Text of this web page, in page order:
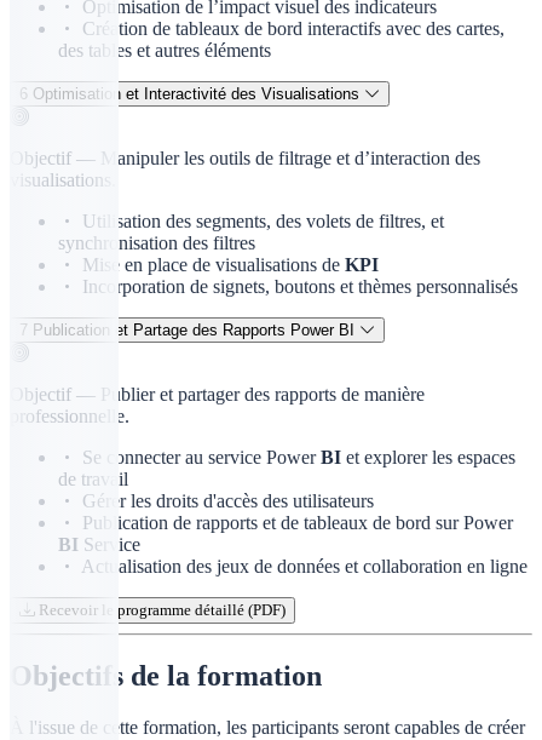
Optimisation de l’impact visuel des indicateurs
Création de tableaux de bord interactifs avec des cartes,
des tables et autres éléments
6 Optimisation et Interactivité des Visualisations
Objectif — Manipuler les outils de filtrage et d’interaction des
visualisations.
Utilisation des segments, des volets de filtres, et
synchronisation des filtres
Mise en place de visualisations de KPI
Incorporation de signets, boutons et thèmes personnalisés
7 Publication et Partage des Rapports Power BI
Objectif — Publier et partager des rapports de manière
professionnelle.
Se connecter au service PowerBI et explorer les espaces
de travail
Gérer les droits d'accès des utilisateurs
Publication de rapports et de tableaux de bord sur Power
BI Service
Actualisation des jeux de données et collaboration en ligne
Recevoir le programme détaillé (PDF)
Objectifs de la formation
À l'issue de cette formation, les participants seront capables de créer